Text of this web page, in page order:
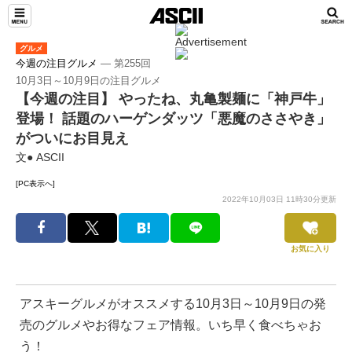
グルメ
今週の注目グルメ ― 第255回
10月3日～10月9日の注目グルメ
【今週の注目】 やったね、丸亀製麺に「神戸牛」
登場！ 話題のハーゲンダッツ「悪魔のささやき」
がついにお目見え
文● ASCII
[PC表示へ]
2022年10月03日 11時30分更新
お気に入り
アスキーグルメがオススメする10月3日～10月9日の発
売のグルメやお得なフェア情報。いち早く食べちゃお
う！